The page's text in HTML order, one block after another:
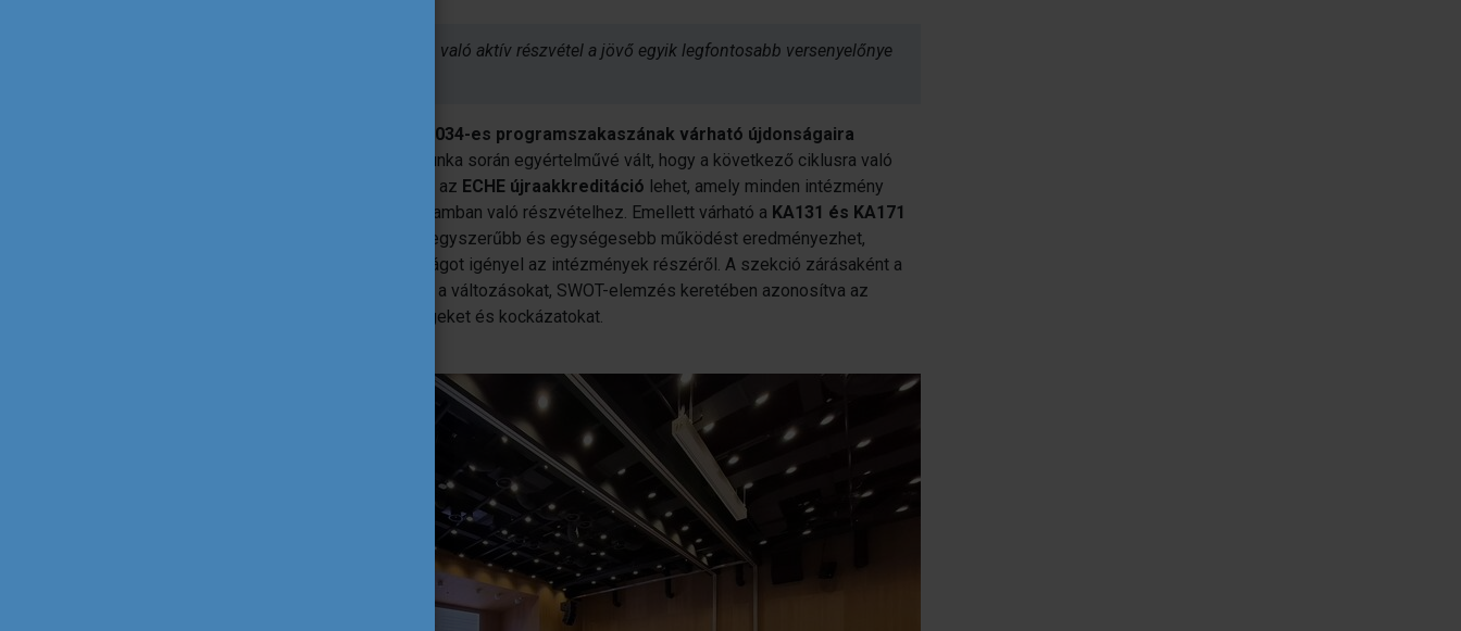
„A tudásmegosztás és a hálózatokban való aktív részvétel a jövő egyik legfontosabb versenyelőnye
2028–2034-es programszakaszának várható újdonságaira
. Az előadások és a műhelymunka során egyértelművé vált, hogy a következő ciklusra való
felkészülés egyik legjelentősebb eleme az ECHE újraakkreditáció lehet, amely minden intézmény
számára alapfeltételt jelent majd a programban való részvételhez. Emellett várható a KA131 és KA171
, amely egyszerűbb és egységesebb működést eredményezhet,
ugyanakkor nagyobb stratégiai tudatosságot igényel az intézmények részéről. A szekció zárásaként a
résztvevők csoportmunkában értékelték a változásokat, SWOT-elemzés keretében azonosítva az
erősségeket, gyengeségeket, lehetőségeket és kockázatokat.